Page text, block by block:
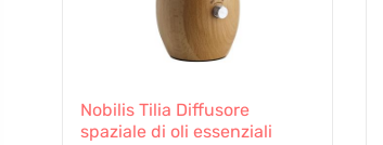
Nobilis Tilia Diffusore
spaziale di oli essenziali